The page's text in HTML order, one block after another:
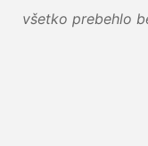
všetko prebehlo